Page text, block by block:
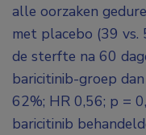
alle oorzaken
met placebo (39 vs.
de sterfte na 60
baricitinib-groep
62%; HR 0,56; p =
baricitinib